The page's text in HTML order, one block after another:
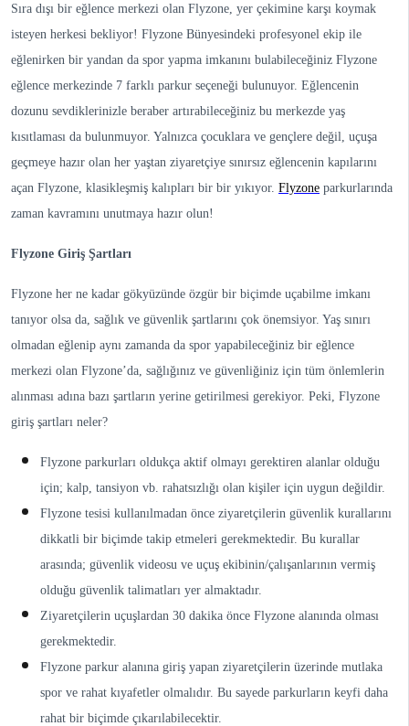
Sıra dışı bir eğlence merkezi olan Flyzone, yer çekimine karşı koymak
isteyen herkesi bekliyor! Flyzone Bünyesindeki profesyonel ekip ile
eğlenirken bir yandan da spor yapma imkanını bulabileceğiniz Flyzone
eğlence merkezinde 7 farklı parkur seçeneği bulunuyor. Eğlencenin
dozunu sevdiklerinizle beraber artırabileceğiniz bu merkezde yaş
kısıtlaması da bulunmuyor. Yalnızca çocuklara ve gençlere değil, uçuşa
geçmeye hazır olan her yaştan ziyaretçiye sınırsız eğlencenin kapılarını
açan Flyzone, klasikleşmiş kalıpları bir bir yıkıyor. Flyzone parkurlarında
zaman kavramını unutmaya hazır olun!
Flyzone Giriş Şartları
Flyzone her ne kadar gökyüzünde özgür bir biçimde uçabilme imkanı
tanıyor olsa da, sağlık ve güvenlik şartlarını çok önemsiyor. Yaş sınırı
olmadan eğlenip aynı zamanda da spor yapabileceğiniz bir eğlence
merkezi olan Flyzone’da, sağlığınız ve güvenliğiniz için tüm önlemlerin
alınması adına bazı şartların yerine getirilmesi gerekiyor. Peki, Flyzone
giriş şartları neler?
Flyzone parkurları oldukça aktif olmayı gerektiren alanlar olduğu
için; kalp, tansiyon vb. rahatsızlığı olan kişiler için uygun değildir.
Flyzone tesisi kullanılmadan önce ziyaretçilerin güvenlik kurallarını
dikkatli bir biçimde takip etmeleri gerekmektedir. Bu kurallar
arasında; güvenlik videosu ve uçuş ekibinin/çalışanlarının vermiş
olduğu güvenlik talimatları yer almaktadır.
Ziyaretçilerin uçuşlardan 30 dakika önce Flyzone alanında olması
gerekmektedir.
Flyzone parkur alanına giriş yapan ziyaretçilerin üzerinde mutlaka
spor ve rahat kıyafetler olmalıdır. Bu sayede parkurların keyfi daha
rahat bir biçimde çıkarılabilecektir.